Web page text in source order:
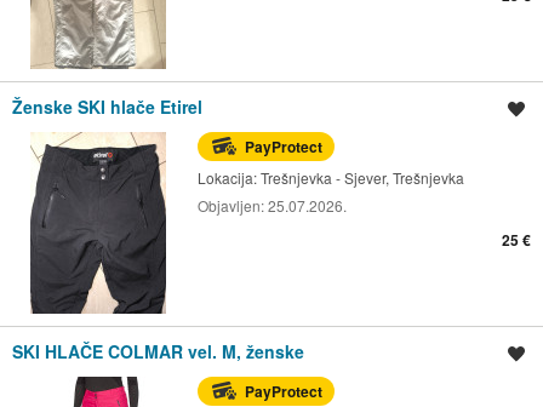
Ženske SKI hlače Etirel
PayProtect
Lokacija:Trešnjevka - Sjever, Trešnjevka
Objavljen:25.07.2026.
25 €
SKI HLAČE COLMAR vel. M, ženske
PayProtect